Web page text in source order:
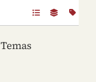
Temas